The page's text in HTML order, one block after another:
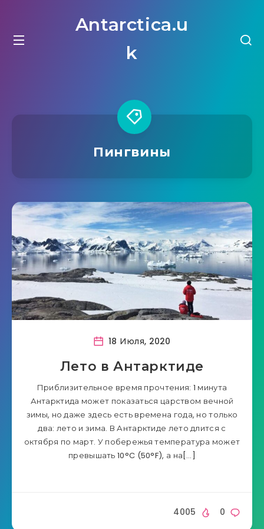
Antarctica.u
k
Пингвины
18 Июля, 2020
Лето в Антарктиде
Приблизительное время прочтения: 1 минута
Антарктида может показаться царством вечной
зимы, но даже здесь есть времена года, но только
два: лето и зима. В Антарктиде лето длится с
октября по март. У побережья температура может
превышать 10°C (50°F), а на[…]
0
4005